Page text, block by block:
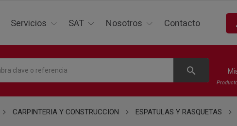
Servicios SAT Nosotros Contacto
search
CARPINTERIA Y CONSTRUCCION ESPATULAS Y RASQUETAS